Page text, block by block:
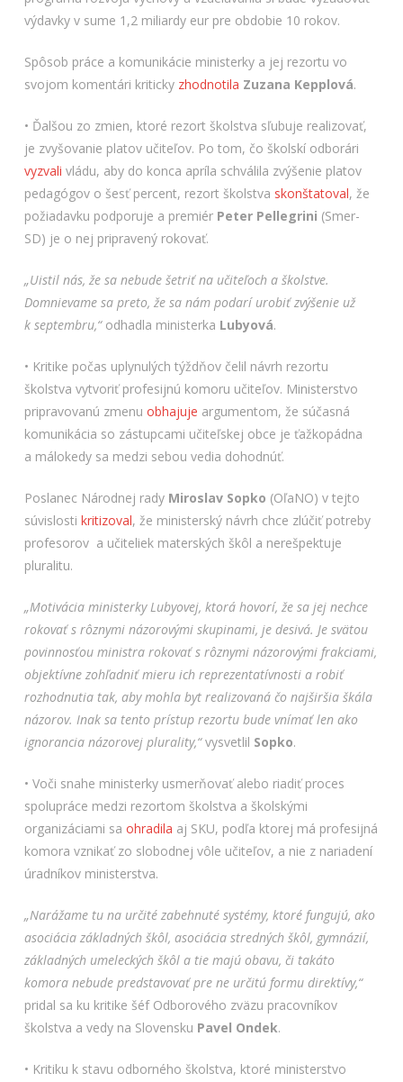
výdavky v sume 1,2 miliardy eur pre obdobie 10 rokov.
Spôsob práce a komunikácie ministerky a jej rezortu vo
svojom komentári kriticky zhodnotila Zuzana Kepplová.
• Ďalšou zo zmien, ktoré rezort školstva sľubuje realizovať,
je zvyšovanie platov učiteľov. Po tom, čo školskí odborári
vyzvali vládu, aby do konca apríla schválila zvýšenie platov
pedagógov o šesť percent, rezort školstva skonštatoval, že
požiadavku podporuje a premiér Peter Pellegrini (Smer-
SD) je o nej pripravený rokovať.
„Uistil nás, že sa nebude šetriť na učiteľoch a školstve.
Domnievame sa preto, že sa nám podarí urobiť zvýšenie už
k septembru,“odhadla ministerka Lubyová.
• Kritike počas uplynulých týždňov čelil návrh rezortu
školstva vytvoriť profesijnú komoru učiteľov. Ministerstvo
pripravovanú zmenu obhajuje argumentom, že súčasná
komunikácia so zástupcami učiteľskej obce je ťažkopádna
a málokedy sa medzi sebou vedia dohodnúť.
Poslanec Národnej rady Miroslav Sopko (OľaNO) v tejto
súvislosti kritizoval, že ministerský návrh chce zlúčiť potreby
profesorov a učiteliek materských škôl a nerešpektuje
pluralitu.
„Motivácia ministerky Lubyovej, ktorá hovorí, že sa jej nechce
rokovať s rôznymi názorovými skupinami, je desivá. Je svätou
povinnosťou ministra rokovať s rôznymi názorovými frakciami,
objektívne zohľadniť mieru ich reprezentatívnosti a robiť
rozhodnutia tak, aby mohla byt realizovaná čo najširšia škála
názorov. Inak sa tento prístup rezortu bude vnímať len ako
ignorancia názorovej plurality,“vysvetlil Sopko.
• Voči snahe ministerky usmerňovať alebo riadiť proces
spolupráce medzi rezortom školstva a školskými
organizáciami sa ohradila aj SKU, podľa ktorej má profesijná
komora vznikať zo slobodnej vôle učiteľov, a nie z nariadení
úradníkov ministerstva.
„Narážame tu na určité zabehnuté systémy, ktoré fungujú, ako
asociácia základných škôl, asociácia stredných škôl, gymnázií,
základných umeleckých škôl a tie majú obavu, či takáto
komora nebude predstavovať pre ne určitú formu direktívy,“
pridal sa ku kritike šéf Odborového zväzu pracovníkov
školstva a vedy na Slovensku Pavel Ondek.
• Kritiku k stavu odborného školstva, ktoré ministerstvo